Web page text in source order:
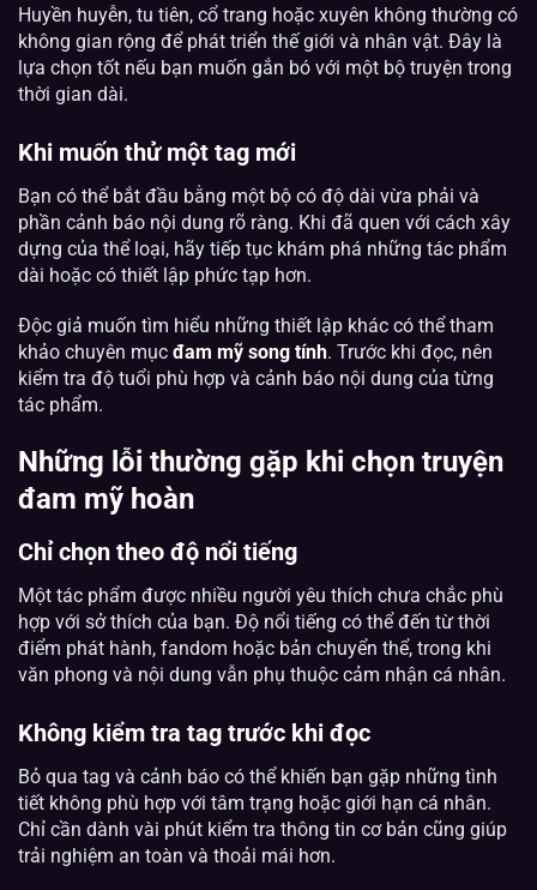
Huyền huyễn, tu tiên, cổ trang hoặc xuyên không thường có
không gian rộng để phát triển thế giới và nhân vật. Đây là
lựa chọn tốt nếu bạn muốn gắn bó với một bộ truyện trong
thời gian dài.
Khi muốn thử một tag mới
Bạn có thể bắt đầu bằng một bộ có độ dài vừa phải và
phần cảnh báo nội dung rõ ràng. Khi đã quen với cách xây
dựng của thể loại, hãy tiếp tục khám phá những tác phẩm
dài hoặc có thiết lập phức tạp hơn.
Độc giả muốn tìm hiểu những thiết lập khác có thể tham
khảo chuyên mục đam mỹ song tính. Trước khi đọc, nên
kiểm tra độ tuổi phù hợp và cảnh báo nội dung của từng
tác phẩm.
Những lỗi thường gặp khi chọn truyện
đam mỹ hoàn
Chỉ chọn theo độ nổi tiếng
Một tác phẩm được nhiều người yêu thích chưa chắc phù
hợp với sở thích của bạn. Độ nổi tiếng có thể đến từ thời
điểm phát hành, fandom hoặc bản chuyển thể, trong khi
văn phong và nội dung vẫn phụ thuộc cảm nhận cá nhân.
Không kiểm tra tag trước khi đọc
Bỏ qua tag và cảnh báo có thể khiến bạn gặp những tình
tiết không phù hợp với tâm trạng hoặc giới hạn cá nhân.
Chỉ cần dành vài phút kiểm tra thông tin cơ bản cũng giúp
trải nghiệm an toàn và thoải mái hơn.